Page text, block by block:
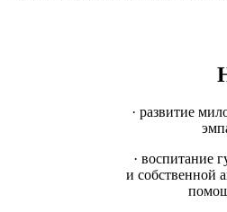
· развитие
· воспитание
и собственной